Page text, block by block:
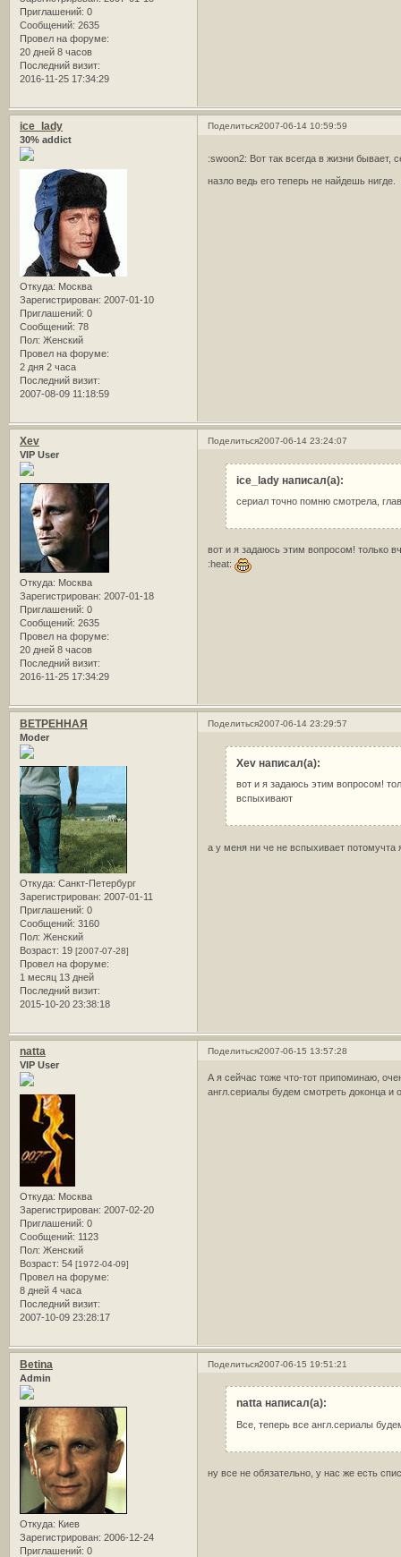
Приглашений: 0
Сообщений: 2635
Провел на форуме:
20 дней 8 часов
Последний визит:
2016-11-25 17:34:29
Поделиться2007-06-14 10:59:59
ice_lady
30% addict
Откуда: Москва
Зарегистрирован: 2007-01-10
Приглашений: 0
Сообщений: 78
Пол: Женский
Провел на форуме:
2 дня 2 часа
Последний визит:
2007-08-09 11:18:59
:swoon2: Вот так всегда в жизни
назло ведь его теперь не найдешь нигде.
Поделиться2007-06-14 23:24:07
Xev
VIP User
Откуда: Москва
Зарегистрирован: 2007-01-18
Приглашений: 0
Сообщений: 2635
Провел на форуме:
20 дней 8 часов
Последний визит:
2016-11-25 17:34:29
ice_lady написал(а):
сериал точно помню смотрела,
вот и я задаюсь этим вопросом! только
:heat:
Поделиться2007-06-14 23:29:57
ВЕТРЕННАЯ
Moder
Откуда: Санкт-Петербург
Зарегистрирован: 2007-01-11
Приглашений: 0
Сообщений: 3160
Пол: Женский
Возраст: 19 [2007-07-28]
Провел на форуме:
1 месяц 13 дней
Последний визит:
2015-10-20 23:38:18
Xev написал(а):
вот и я задаюсь этим вопросом!
вспыхивают
а у меня ни че не вспыхивает
Поделиться2007-06-15 13:57:28
natta
VIP User
Откуда: Москва
Зарегистрирован: 2007-02-20
Приглашений: 0
Сообщений: 1123
Пол: Женский
Возраст: 54 [1972-04-09]
Провел на форуме:
8 дней 4 часа
Последний визит:
2007-10-09 23:28:17
А я сейчас тоже что-тот припоминаю,
англ.сериалы будем смотреть доконца и
Поделиться2007-06-15 19:51:21
Betina
Admin
Откуда: Киев
Зарегистрирован: 2006-12-24
Приглашений: 0
natta написал(а):
Все, теперь все англ.сериалы
ну все не обязательно, у нас же есть